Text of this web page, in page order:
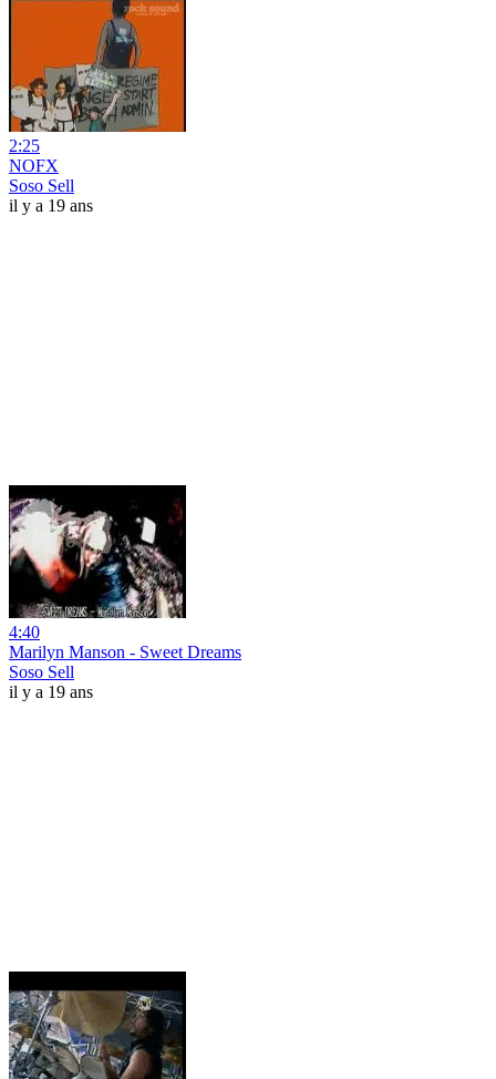
2:25
NOFX
Soso Sell
il y a 19 ans
4:40
Marilyn Manson - Sweet Dreams
Soso Sell
il y a 19 ans